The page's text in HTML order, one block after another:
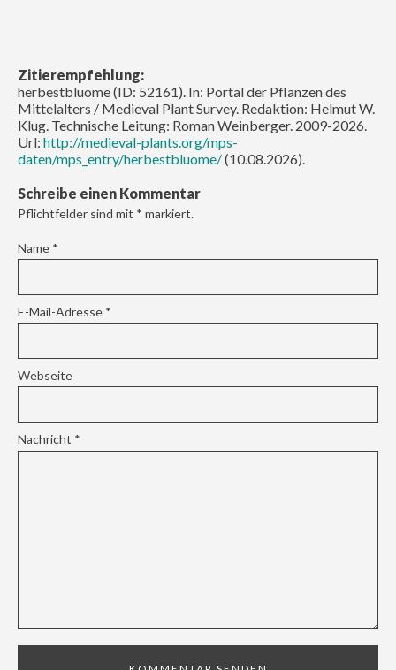
Zitierempfehlung:
herbestbluome (ID: 52161). In: Portal der Pflanzen des
Mittelalters / Medieval Plant Survey. Redaktion: Helmut W.
Klug. Technische Leitung: Roman Weinberger. 2009-2026.
Url: http://medieval-plants.org/mps-
daten/mps_entry/herbestbluome/(10.08.2026).
Schreibe einen Kommentar
Pflichtfelder sind mit * markiert.
Name *
E-Mail-Adresse *
Webseite
Nachricht *